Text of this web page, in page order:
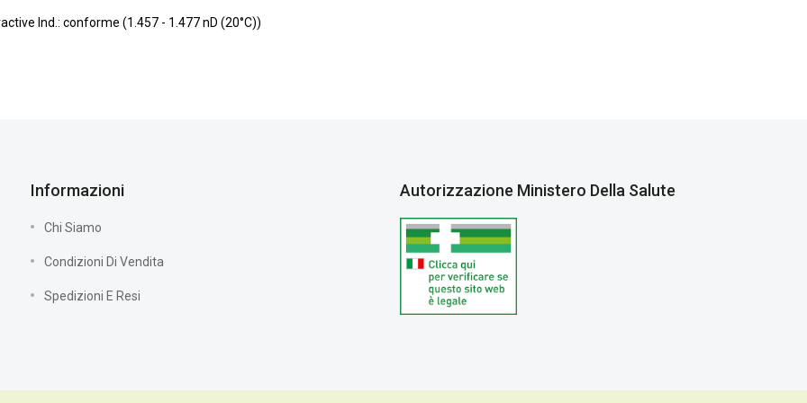
Ind.: conforme (1.457 - 1.477 nD (20°C))
Informazioni
Chi Siamo
Condizioni Di Vendita
Spedizioni E Resi
Autorizzazione Ministero Della Salute